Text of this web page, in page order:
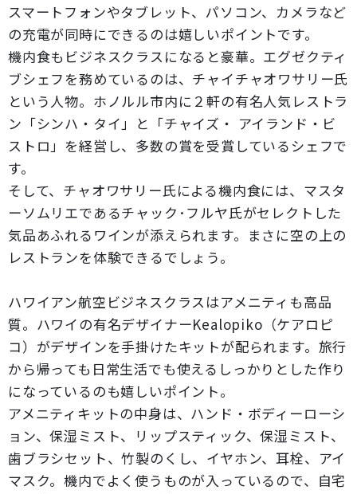
スマートフォンやタブレット、パソコン、カメラなど
の充電が同時にできるのは嬉しいポイントです。
機内食もビジネスクラスになると豪華。エグゼクティ
ブシェフを務めているのは、チャイチャオワサリー氏
という人物。ホノルル市内に２軒の有名人気レストラ
ン「シンハ・タイ」と「チャイズ・ アイランド・ビ
ストロ」を経営し、多数の賞を受賞しているシェフで
す。
そして、チャオワサリー氏による機内食には、マスタ
ーソムリエであるチャック･フルヤ氏がセレクトした
気品あふれるワインが添えられます。まさに空の上の
レストランを体験できるでしょう。
ハワイアン航空ビジネスクラスはアメニティも高品
質。ハワイの有名デザイナーKealopiko（ケアロピ
コ）がデザインを手掛けたキットが配られます。旅行
から帰っても日常生活でも使えるしっかりとした作り
になっているのも嬉しいポイント。
アメニティキットの中身は、ハンド・ボディーローシ
ョン、保湿ミスト、リップスティック、保湿ミスト、
歯ブラシセット、竹製のくし、イヤホン、耳栓、アイ
マスク。機内でよく使うものが入っているので、自宅